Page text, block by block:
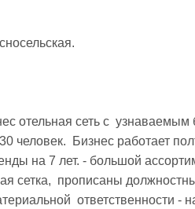
отельная сеть с
человек.  Бизнес работает
на 7 лет. - большой
сетка,  прописаны
ответственности